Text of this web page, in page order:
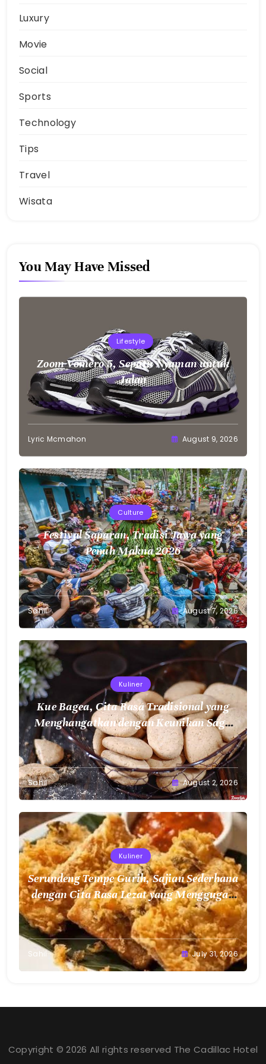
Luxury
Movie
Social
Sports
Technology
Tips
Travel
Wisata
You May Have Missed
Lifestyle
Zoom Vomero 5, Sepatu Nyaman untuk
Jalan
Lyric Mcmahon August 9, 2026
Culture
Festival Saparan, Tradisi Jawa yang
Penuh Makna 2026
Sahil August 7, 2026
Kuliner
Kue Bagea, Cita Rasa Tradisional yang
Menghangatkan dengan Keunikan Sagu
Nusantara
Sahil August 2, 2026
Kuliner
Serundeng Tempe Gurih, Sajian Sederhana
dengan Cita Rasa Lezat yang Menggugah
Selera
Sahil July 31, 2026
Copyright © 2026 All rights reserved The Cadillac Hotel